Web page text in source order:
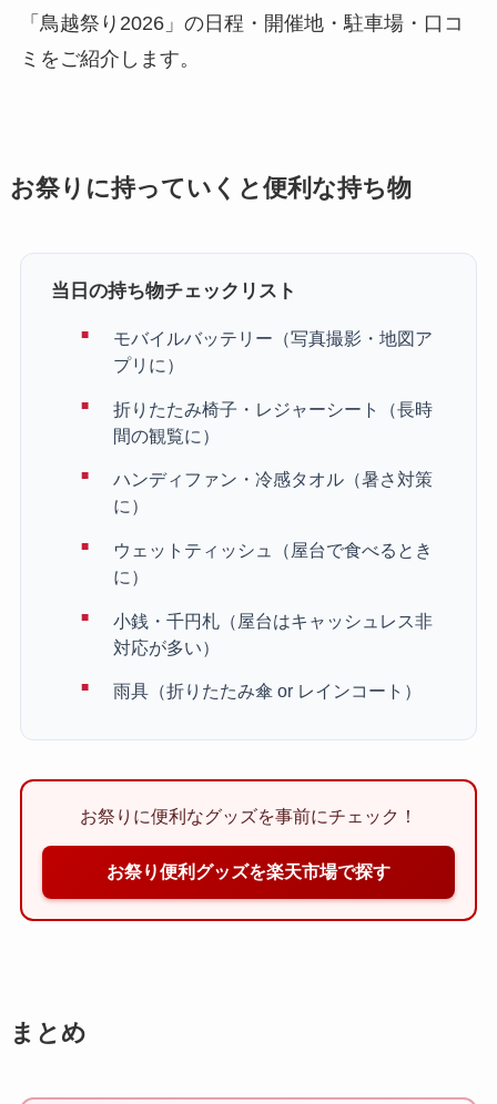
「鳥越祭り2026」の日程・開催地・駐車場・口コ
ミをご紹介します。
お祭りに持っていくと便利な持ち物
当日の持ち物チェックリスト
モバイルバッテリー（写真撮影・地図ア
プリに）
折りたたみ椅子・レジャーシート（長時
間の観覧に）
ハンディファン・冷感タオル（暑さ対策
に）
ウェットティッシュ（屋台で食べるとき
に）
小銭・千円札（屋台はキャッシュレス非
対応が多い）
雨具（折りたたみ傘 or レインコート）
お祭りに便利なグッズを事前にチェック！
お祭り便利グッズを楽天市場で探す
まとめ